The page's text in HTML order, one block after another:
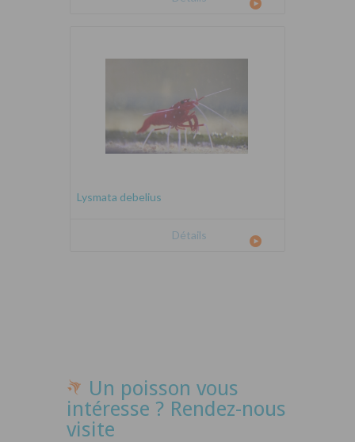
Lysmata debelius
Détails
Un poisson vous
intéresse ? Rendez-nous
visite